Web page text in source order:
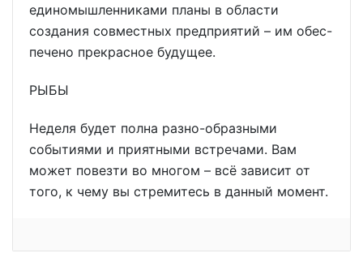
единомышленниками планы в области
создания совместных предприятий – им обес-
печено прекрасное будущее.
РЫБЫ
Неделя будет полна разно-образными
событиями и приятными встречами. Вам
может повезти во многом – всё зависит от
того, к чему вы стремитесь в данный момент.